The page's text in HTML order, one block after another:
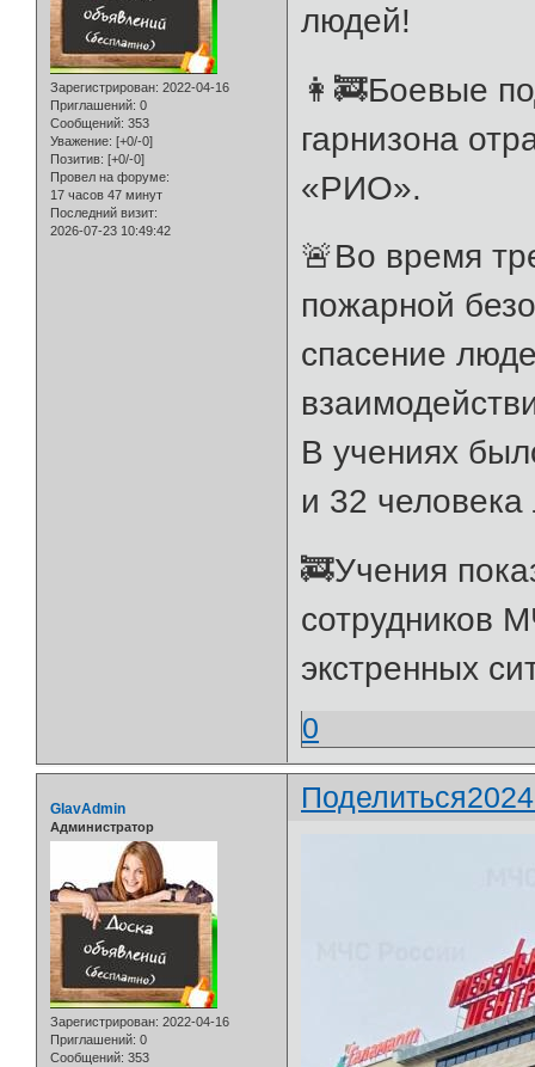
Зарегистрирован: 2022-04-16
Приглашений: 0
Сообщений: 353
Уважение: [+0/-0]
Позитив: [+0/-0]
Провел на форуме:
17 часов 47 минут
Последний визит:
2026-07-23 10:49:42
людей!
👩‍🚒Боевые
гарнизона
«РИО».
🚨Во время
пожарной
спасение
В учениях
и 32 человека
🚒Учения
сотрудников
экстренных
0
Поделиться
GlavAdmin
Администратор
Зарегистрирован: 2022-04-16
Приглашений: 0
Сообщений: 353